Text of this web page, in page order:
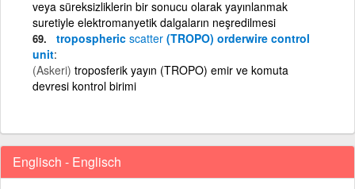
veya süreksizliklerin bir sonucu olarak yayınlanmak
suretiyle elektromanyetik dalgaların neşredilmesi
tropospheric scatter (TROPO) orderwire control
unit
(Askeri) troposferik yayın (TROPO) emir ve komuta
devresi kontrol birimi
Englisch - Englisch